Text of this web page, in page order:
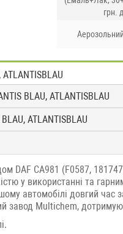
грн.
BLAU, ATLANTISBLAU
ATLANTISBLAU
DAF CA981 (F0587,
у використанні та
автомобілі довгий
Multichem,